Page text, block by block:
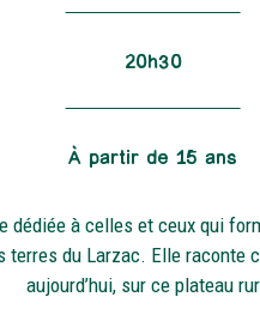
20h30
À partir de 15 ans
dédiée à celles et ceux qui
terres du Larzac. Elle raconte
aujourd’hui, sur ce plateau